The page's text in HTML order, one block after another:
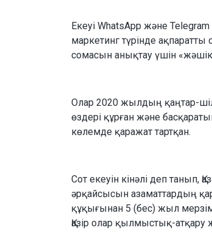
Екеуі WhatsApp және
маркетинг түрінде
сомасын анықтау үшін
Олар 2020 жылдың қаңтар-
өздері құрған және
көлемде қаражат тартқан.
Сот екеуін кінәлі деп танып,
әрқайсысын азаматтардың
құқығынан 5 (бес) жыл
Қазір олар қылмыстық-атқару